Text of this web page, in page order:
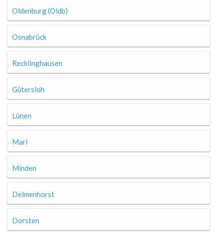
Oldenburg (Oldb)
Osnabrück
Recklinghausen
Gütersloh
Lünen
Marl
Minden
Delmenhorst
Dorsten